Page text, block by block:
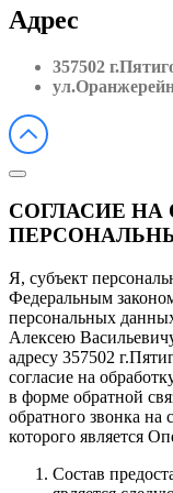
Адрес
357502
СОГЛАСИЕ НА
Я, субъект
Федеральным
персональных
Алексею
адресу 357502
согласие на
в форме обратной
обратного звонка на
которого является
Состав